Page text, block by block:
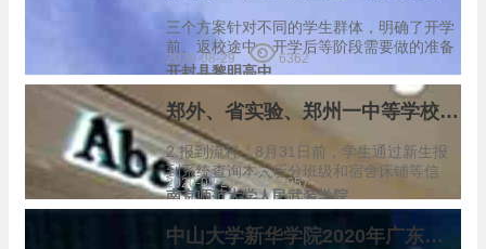
三个方案针对不同的学生群体，明确了开学
前、返校途中、开学后等阶段需要做的准备
工作。 以高校为例，国家卫健委近日印发的
《高等学校秋冬季新冠肺炎疫情防控技术方
案（更新版）》，对开学后的学校管理提出
多方面要求…
开封县黎明高中
2020-08-29 6362
郑外、省实验、郑州一中等学校2020年新高一生入学报到须知
2.报到流程：8月31日前，学生通过新生报
到系统查询本人所分班级和宿舍床铺等信
息。 4.公寓实行标准化管理，提供统一规格
花色的床上用品“七件套”，包括：2个被罩
（215cm*150cm）、2条床单、…
南京师范大学人民武装学院
2020-08-29 7057
中山大学新华学院2020年广东省普通本科招生工作顺利完成